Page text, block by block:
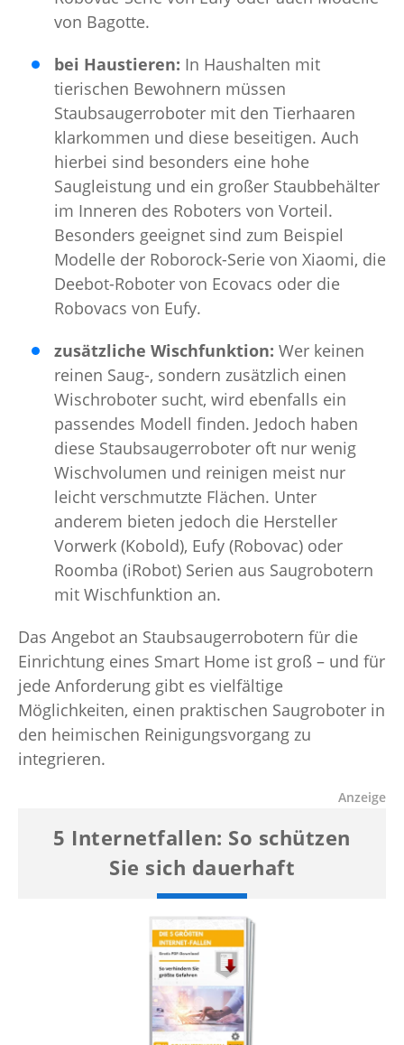
von Bagotte.
bei Haustieren: In Haushalten mit
tierischen Bewohnern müssen
Staubsaugerroboter mit den Tierhaaren
klarkommen und diese beseitigen. Auch
hierbei sind besonders eine hohe
Saugleistung und ein großer Staubbehälter
im Inneren des Roboters von Vorteil.
Besonders geeignet sind zum Beispiel
Modelle der Roborock-Serie von Xiaomi, die
Deebot-Roboter von Ecovacs oder die
Robovacs von Eufy.
zusätzliche Wischfunktion: Wer keinen
reinen Saug-, sondern zusätzlich einen
Wischroboter sucht, wird ebenfalls ein
passendes Modell finden. Jedoch haben
diese Staubsaugerroboter oft nur wenig
Wischvolumen und reinigen meist nur
leicht verschmutzte Flächen. Unter
anderem bieten jedoch die Hersteller
Vorwerk (Kobold), Eufy (Robovac) oder
Roomba (iRobot) Serien aus Saugrobotern
mit Wischfunktion an.
Das Angebot an Staubsaugerrobotern für die
Einrichtung eines Smart Home ist groß – und für
jede Anforderung gibt es vielfältige
Möglichkeiten, einen praktischen Saugroboter in
den heimischen Reinigungsvorgang zu
integrieren.